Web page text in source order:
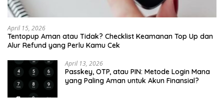
April 15, 2026
Tentopup Aman atau Tidak? Checklist Keamanan Top Up dan
Alur Refund yang Perlu Kamu Cek
April 13, 2026
Passkey, OTP, atau PIN: Metode Login Mana
yang Paling Aman untuk Akun Finansial?